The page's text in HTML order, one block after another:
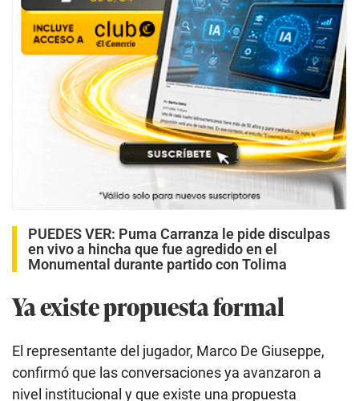
PUEDES VER: Puma Carranza le pide disculpas
en vivo a hincha que fue agredido en el
Monumental durante partido con Tolima
Ya existe propuesta formal
El representante del jugador, Marco De Giuseppe,
confirmó que las conversaciones ya avanzaron a
nivel institucional y que existe una propuesta